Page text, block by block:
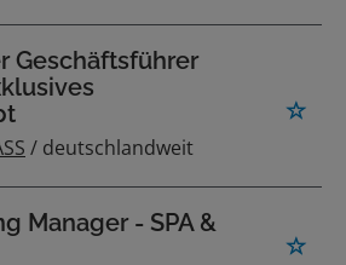
Geschäftsführer
/ deutschlandweit
Manager - SPA &